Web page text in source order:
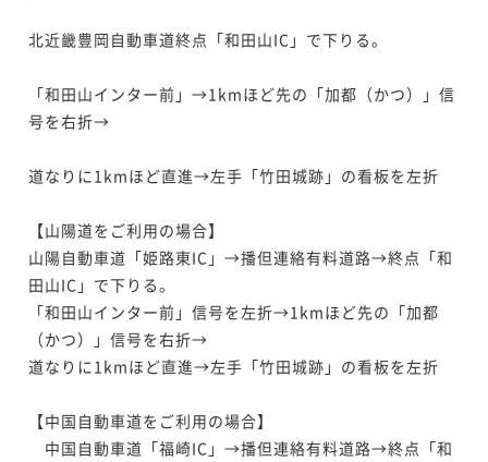
北近畿豊岡自動車道終点「和田山IC」で下りる。
「和田山インター前」→1kmほど先の「加都（かつ）」信
号を右折→
道なりに1kmほど直進→左手「竹田城跡」の看板を左折
【山陽道をご利用の場合】
山陽自動車道「姫路東IC」→播但連絡有料道路→終点「和
田山IC」で下りる。
「和田山インター前」信号を左折→1kmほど先の「加都
（かつ）」信号を右折→
道なりに1kmほど直進→左手「竹田城跡」の看板を左折
【中国自動車道をご利用の場合】
中国自動車道「福崎IC」→播但連絡有料道路→終点「和